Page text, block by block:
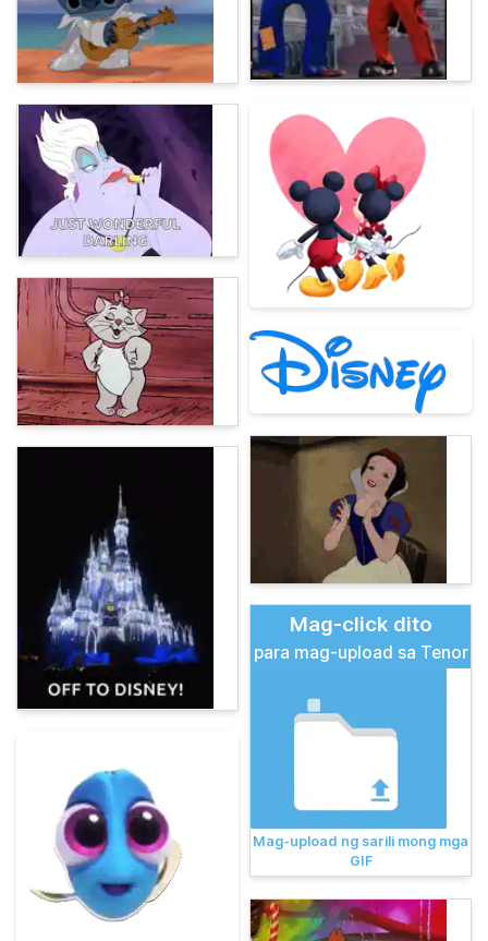
Mag-click dito
para mag-upload sa Tenor
Mag-upload ng sarili mong mga
GIF